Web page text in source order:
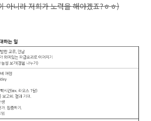
아니라 저희가 노력을 해야겠죠?ㅎㅎ)